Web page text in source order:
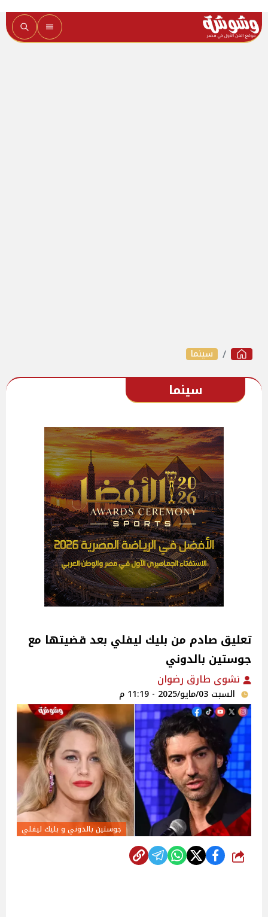
سينما
سينما
تعليق صادم من بليك ليفلي بعد قضيتها مع
جوستين بالدوني
نشوى طارق رضوان
السبت 03/مايو/2025 - 11:19 م
جوستين بالدوني و بليك ليفلي
شارك